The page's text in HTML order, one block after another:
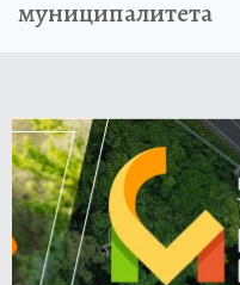
муниципалитета